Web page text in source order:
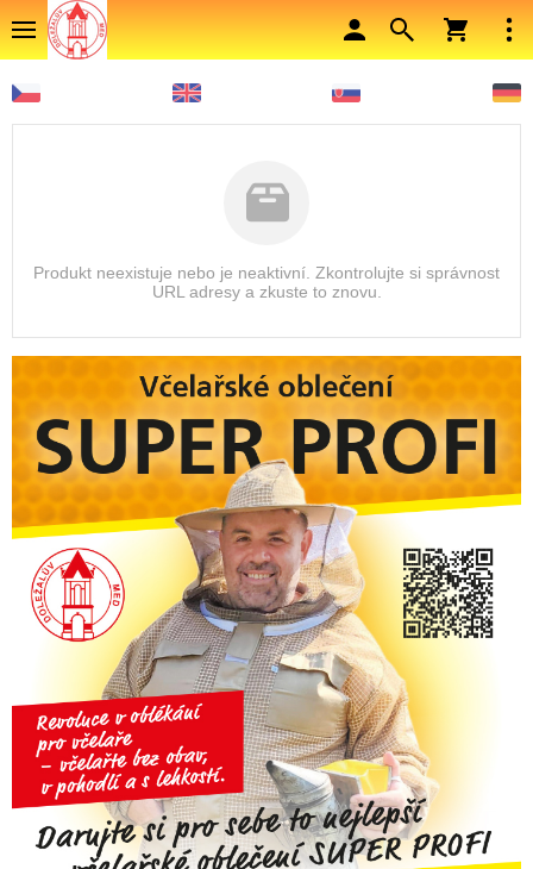
Produkt neexistuje nebo je neaktivní. Zkontrolujte si správnost
URL adresy a zkuste to znovu.